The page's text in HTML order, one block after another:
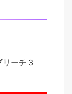
ーチ３